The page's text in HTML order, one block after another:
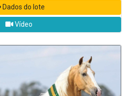
Dados do lote
Vídeo